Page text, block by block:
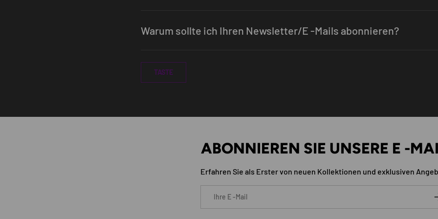
Warum sollte ich Ihren Newsletter/E -Mails abonnieren?
TASTE
ABONNIEREN SIE UNSERE E -
Erfahren Sie als Erster von neuen Kollektionen und exklusiven